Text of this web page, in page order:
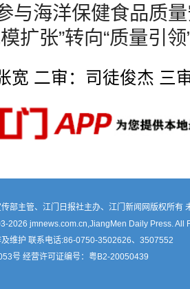
与海洋保健食品质
扩张”转向“质量引领
宽 二审：司徒俊杰 三
部主管、江门日报社主办、江门新闻网版权所有
2026 jmnews.com.cn,JiangMen Daily Press. All
维护 联系电话:86-0750-3502626、3507552
号 经营许可证编号： 粤B2-20050439